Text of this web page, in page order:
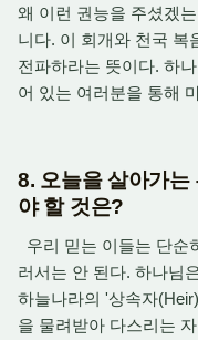
왜 이런 권능을 주셨겠
니다. 이 회개와 천국 복
전파하라는 뜻이다. 하
어 있는 여러분을 통해
8. 오늘을 살아가는
야 할 것은?
우리 믿는 이들는 단순
러서는 안 된다. 하나님
하늘나라의 '상속자
을 물려받아 다스리는